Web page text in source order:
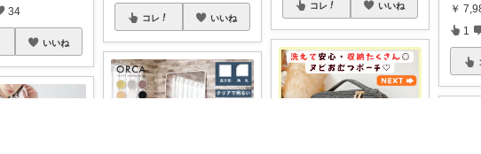
34
いいね
コレ いいね
コレ いいね
￥
1